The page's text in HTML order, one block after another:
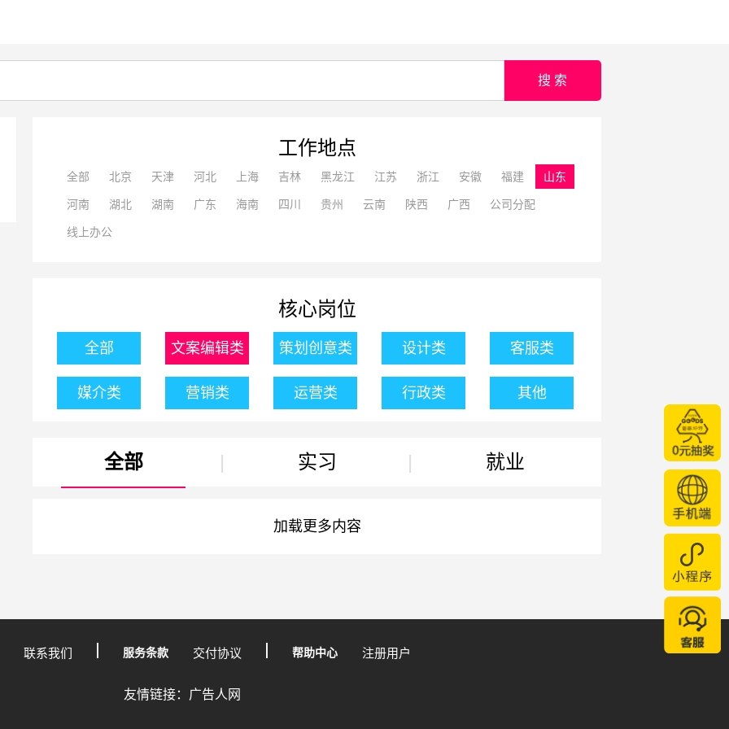
搜 索
工作地点
全部 北京 天津 河北 上海 吉林 黑龙江 江苏 浙江 安徽 福建 山东
河南 湖北 湖南 广东 海南 四川 贵州 云南 陕西 广西 公司分配
线上办公
核心岗位
全部 文案编辑类 策划创意类 设计类 客服类
媒介类 营销类 运营类 行政类 其他
全部 | 实习 | 就业
加载更多内容
联系我们 服务条款 交付协议 帮助中心 注册用户
友情链接：广告人网